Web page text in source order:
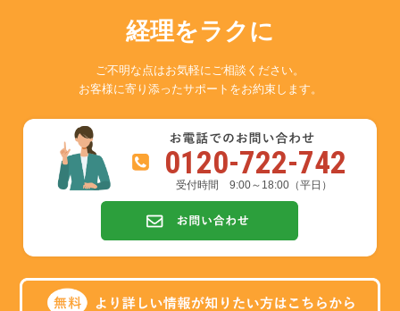
経理をラクに
ご不明な点はお気軽にご相談ください。
お客様に寄り添ったサポートをお約束します。
0120-722-742
受付時間 9:00～18:00（平日）